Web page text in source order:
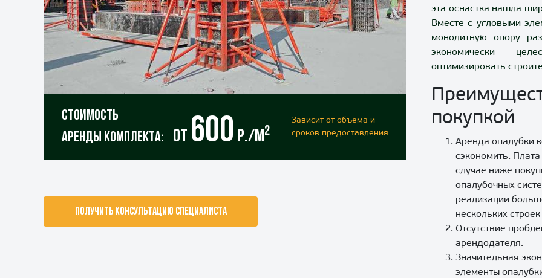
Стоимость
аренды комплекта:
от 600 р./м2
Зависит от объёма и
сроков предоставления
ПОЛУЧИТЬ КОНСУЛЬТАЦИЮ СПЕЦИАЛИСТА
эта оснастка нашла
Вместе с угловыми
монолитную опору
экономически
оптимизировать
покупкой
Аренда опалубки
сэкономить.
случае ниже
опалубочных
реализации
нескольких
Отсутствие
арендодателя.
Значительная
элементы